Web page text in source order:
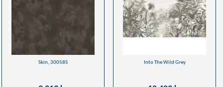
Skin, 300585 Into The Wild Grey